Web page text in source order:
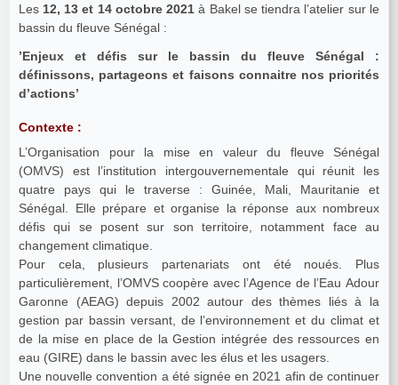
Les 12, 13 et 14 octobre 2021 à Bakel se tiendra l’atelier sur le
bassin du fleuve Sénégal :
’Enjeux et défis sur le bassin du fleuve Sénégal :
définissons, partageons et faisons connaitre nos priorités
d’actions’
Contexte :
L’Organisation pour la mise en valeur du fleuve Sénégal
(OMVS) est l’institution intergouvernementale qui réunit les
quatre pays qui le traverse : Guinée, Mali, Mauritanie et
Sénégal. Elle prépare et organise la réponse aux nombreux
défis qui se posent sur son territoire, notamment face au
changement climatique.
Pour cela, plusieurs partenariats ont été noués. Plus
particulièrement, l’OMVS coopère avec l’Agence de l’Eau Adour
Garonne (AEAG) depuis 2002 autour des thèmes liés à la
gestion par bassin versant, de l’environnement et du climat et
de la mise en place de la Gestion intégrée des ressources en
eau (GIRE) dans le bassin avec les élus et les usagers.
Une nouvelle convention a été signée en 2021 afin de continuer